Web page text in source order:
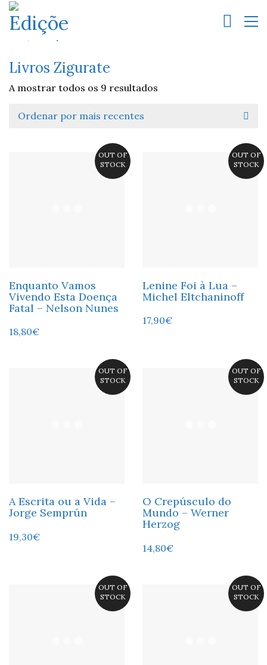
Livros Zigurate
A mostrar todos os 9 resultados
Ordenar por mais recentes
OUT OF
STOCK
Enquanto Vamos
Vivendo Esta Doença
Fatal – Nelson Nunes
18,80€
OUT OF
STOCK
Lenine Foi à Lua –
Michel Eltchaninoff
17,90€
OUT OF
STOCK
A Escrita ou a Vida –
Jorge Semprún
19,30€
OUT OF
STOCK
O Crepúsculo do
Mundo – Werner
Herzog
14,80€
OUT OF
STOCK
OUT OF
STOCK